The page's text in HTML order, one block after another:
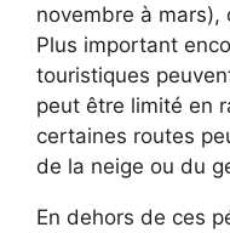
novembre à
Plus important
touristiques
peut être limité en
certaines routes
de la neige ou du
En dehors de ces